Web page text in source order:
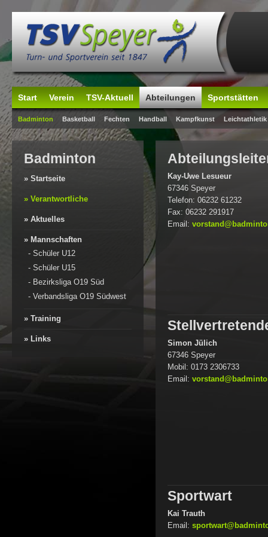
Start Verein TSV-Aktuell Abteilungen Sportstätten
Badminton Basketball Fechten Handball Kampfkunst Leichtathletik
Badminton
» Startseite
» Verantwortliche
» Aktuelles
» Mannschaften
- Schüler U12
- Schüler U15
- Bezirksliga O19 Süd
- Verbandsliga O19 Südwest
» Training
» Links
Kay-Uwe Lesueur
67346 Speyer
Telefon: 06232 61232
Fax: 06232 291917
Email:
Simon Jülich
67346 Speyer
Mobil: 0173 2306733
Email:
Sportwart
Kai Trauth
Email: